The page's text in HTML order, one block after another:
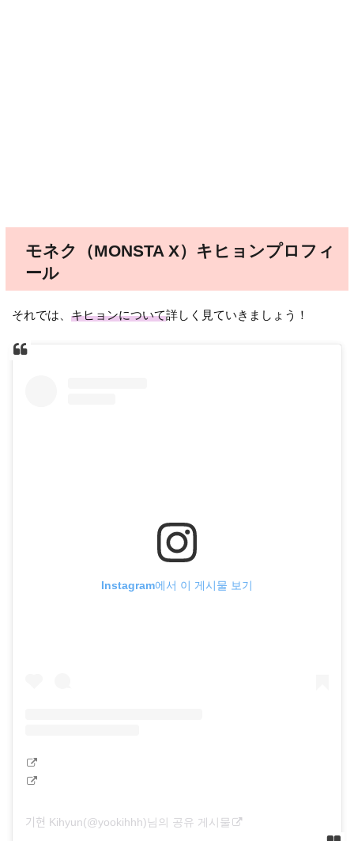
モネク（MONSTA X）キヒョンプロフィ
ール
それでは、キヒョンについて詳しく見ていきましょう！
Instagram에서 이 게시물 보기
기현 Kihyun(@yookihhh)님의 공유 게시물